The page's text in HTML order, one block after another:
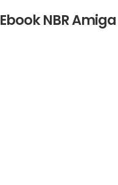
Ebook NBR Amiga